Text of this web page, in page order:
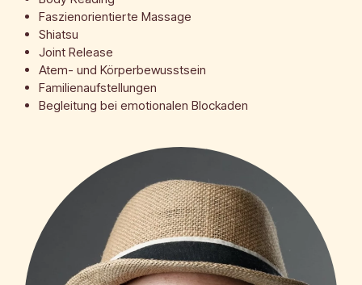
Faszienorientierte Massage
Shiatsu
Joint Release
Atem- und Körperbewusstsein
Familienaufstellungen
Begleitung bei emotionalen Blockaden